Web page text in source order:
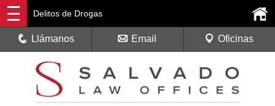
Delitos de Drogas
Llámanos Email Oficinas